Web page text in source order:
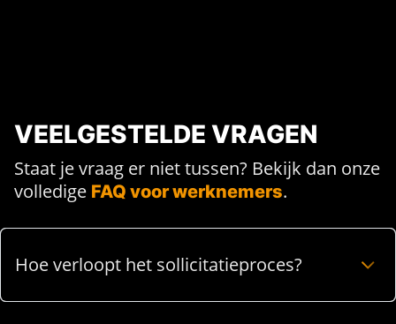
VEELGESTELDE VRAGEN
Staat je vraag er niet tussen? Bekijk dan onze
volledige FAQ voor werknemers.
Hoe verloopt het sollicitatieproces?